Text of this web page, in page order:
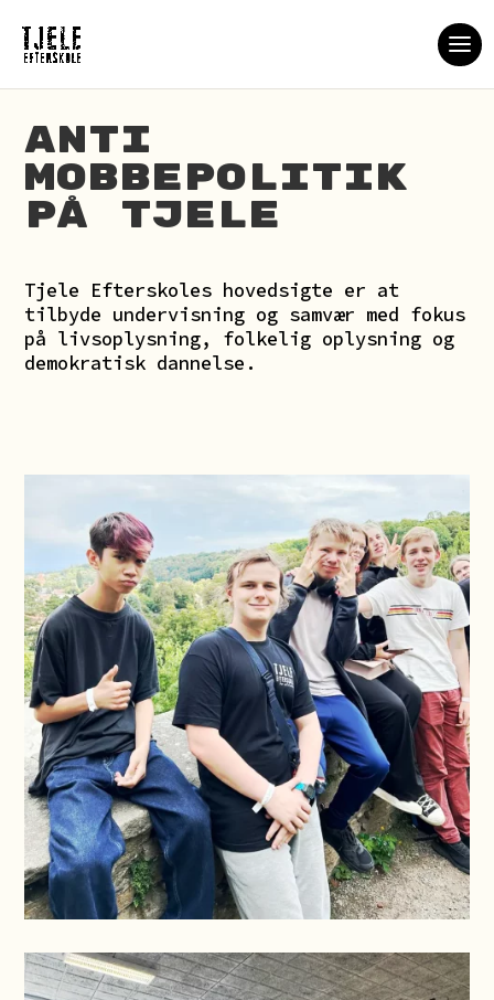
Anti
mobbepolitik
på Tjele
Tjele Efterskoles hovedsigte er at
tilbyde undervisning og samvær med fokus
på livsoplysning, folkelig oplysning og
demokratisk dannelse.